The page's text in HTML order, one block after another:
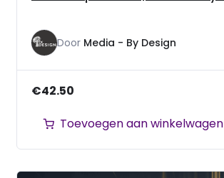
Door Media - By Design
€42.50
Toevoegen aan winkelwagen